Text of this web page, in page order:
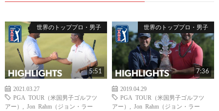
世界のトッププロ・男子
5:51
2021.03.27
PGA TOUR（米国男子ゴルフツ
アー）
Jon Rahm（ジョン・ラー
世界のトッププロ・男子
7:36
2019.04.29
PGA TOUR（米国男子ゴルフツ
アー）
Jon Rahm（ジョン・ラー